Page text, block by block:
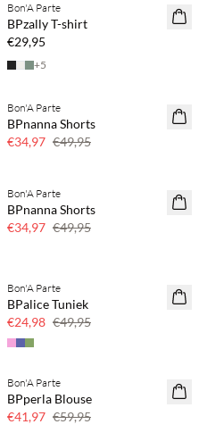
NEWS
Bon'A Parte
BPzally T-shirt
€29,95
+5
SAVE20
Bon'A Parte
BPnanna Shorts
€34,97 €49,95
SAVE20
Bon'A Parte
BPnanna Shorts
€34,97 €49,95
SAVE20
Bon'A Parte
BPalice Tuniek
€24,98 €49,95
SAVE20
30% korting
Bon'A Parte
BPperla Blouse
€41,97 €59,95